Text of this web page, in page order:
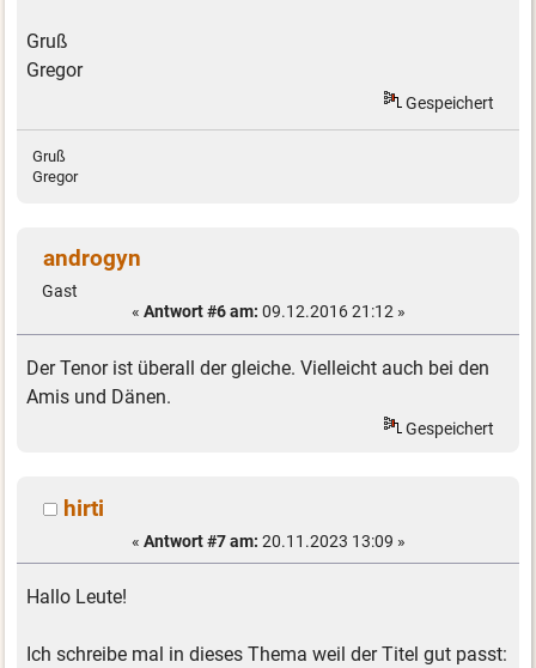
Gruß
Gregor
Gespeichert
Gruß
Gregor
androgyn
Gast
« Antwort #6 am: 09.12.2016 21:12 »
Der Tenor ist überall der gleiche. Vielleicht auch bei den
Amis und Dänen.
Gespeichert
hirti
« Antwort #7 am: 20.11.2023 13:09 »
Hallo Leute!
Ich schreibe mal in dieses Thema weil der Titel gut passt: